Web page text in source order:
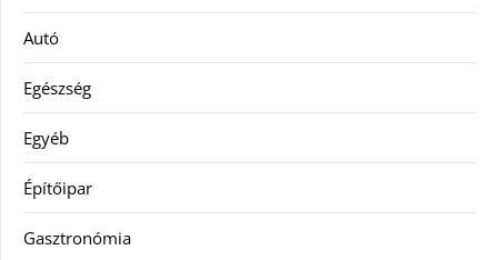
Autó
Egészség
Egyéb
Építőipar
Gasztronómia